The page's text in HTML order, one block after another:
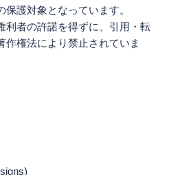
護対象となっています。
利者の許諾を得ずに、引用・転
作権法により禁止されていま